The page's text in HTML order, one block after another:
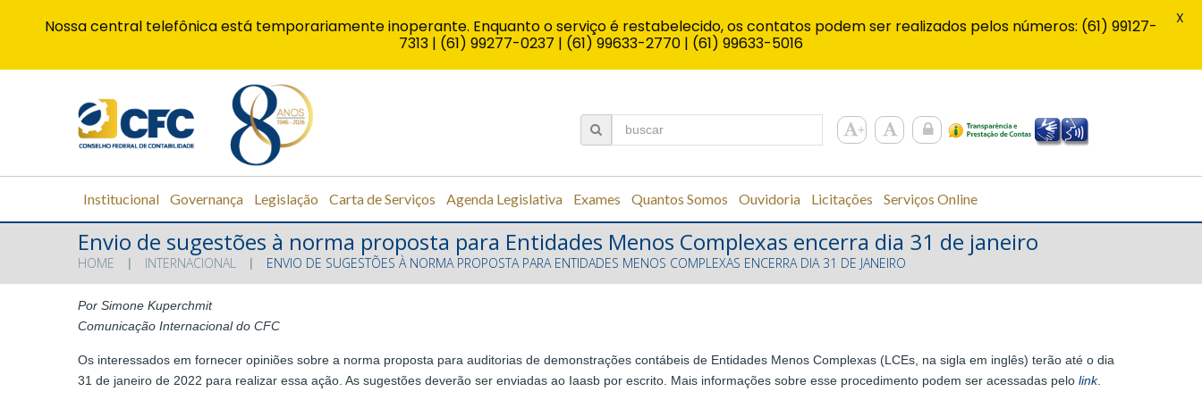
Institucional Governança Legislação Carta de Serviços Agenda Legislativa Exames Quantos Somos Ouvidoria Licitações Serviços Online
Envio de sugestões à norma proposta para Entidades Menos Complexas encerra dia 31 de janeiro
HOME INTERNACIONAL ENVIO DE SUGESTÕES À NORMA PROPOSTA PARA ENTIDADES MENOS COMPLEXAS ENCERRA DIA 31 DE JANEIRO
Por Simone Kuperchmit
Comunicação Internacional do CFC
Os interessados em fornecer opiniões sobre a norma proposta para auditorias de demonstrações contábeis de Entidades Menos Complexas (LCEs, na sigla em inglês) terão até o dia
31 de janeiro de 2022 para realizar essa ação. As sugestões deverão ser enviadas ao Iaasb por escrito. Mais informações sobre esse procedimento podem ser acessadas pelo link.
Nossa central telefônica está temporariamente inoperante. Enquanto o serviço é restabelecido, os contatos podem ser realizados pelos números: (61) 99127-
7313 | (61) 99277-0237 | (61) 99633-2770 | (61) 99633-5016
X